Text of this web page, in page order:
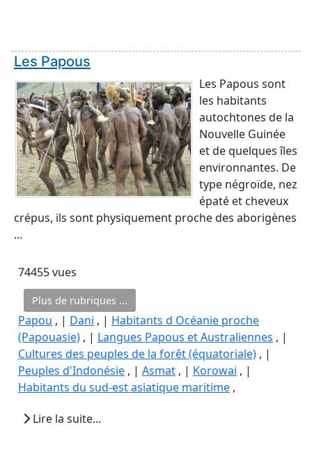
Les Papous
Les Papous sont
les habitants
autochtones de la
Nouvelle Guinée
et de quelques îles
environnantes. De
type négroïde, nez
épaté et cheveux
crépus, ils sont physiquement proche des aborigènes
...
74455 vues
Plus de rubriques ...
Papou , | Dani , | Habitants d Océanie proche
(Papouasie) , | Langues Papous et Australiennes , |
Cultures des peuples de la forêt (équatoriale) , |
Peuples d'Indonésie , | Asmat , | Korowai , |
Habitants du sud-est asiatique maritime ,
Lire la suite...